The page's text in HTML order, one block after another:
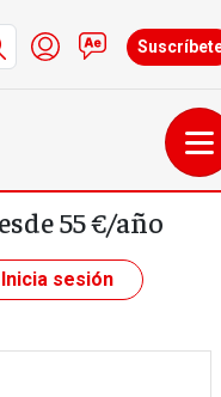
Menú de cuenta
Iniciar sesión
Contacto
55 €/año
Inicia sesión